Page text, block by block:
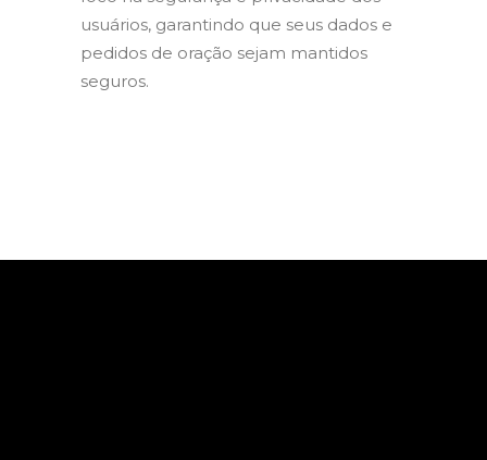
usuários, garantindo que seus dados e
pedidos de oração sejam mantidos
seguros.